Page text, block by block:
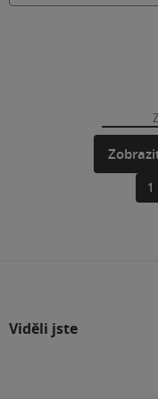
1
Viděli jste